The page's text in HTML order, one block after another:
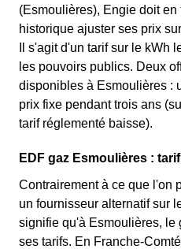
(Esmoulières), Engie doit
historique ajuster ses prix
Il s'agit d'un tarif sur le kWh
les pouvoirs publics. Deux
disponibles à Esmoulières :
prix fixe pendant trois ans
tarif réglementé baisse).
EDF gaz Esmoulières :
Contrairement à ce que l'on
un fournisseur alternatif sur
signifie qu'à Esmoulières, le
ses tarifs. En Franche-